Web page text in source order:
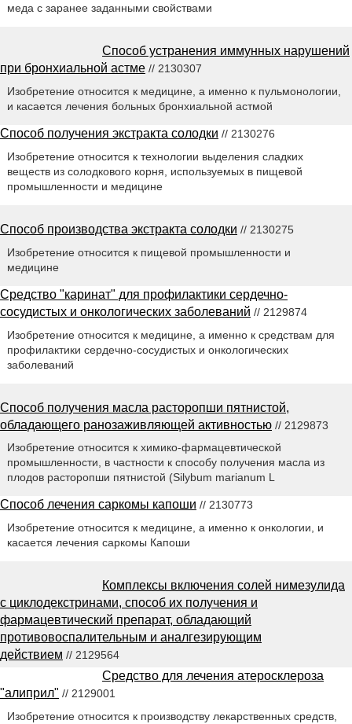
меда с заранее заданными свойствами
Способ устранения иммунных нарушений
при бронхиальной астме // 2130307
Изобретение относится к медицине, а именно к пульмонологии,
и касается лечения больных бронхиальной астмой
Способ получения экстракта солодки // 2130276
Изобретение относится к технологии выделения сладких
веществ из солодкового корня, используемых в пищевой
промышленности и медицине
Способ производства экстракта солодки // 2130275
Изобретение относится к пищевой промышленности и
медицине
Средство "каринат" для профилактики сердечно-
сосудистых и онкологических заболеваний // 2129874
Изобретение относится к медицине, а именно к средствам для
профилактики сердечно-сосудистых и онкологических
заболеваний
Способ получения масла расторопши пятнистой,
обладающего ранозаживляющей активностью // 2129873
Изобретение относится к химико-фармацевтической
промышленности, в частности к способу получения масла из
плодов расторопши пятнистой (Silybum marianum L
Способ лечения саркомы капоши // 2130773
Изобретение относится к медицине, а именно к онкологии, и
касается лечения саркомы Капоши
Комплексы включения солей нимезулида
с циклодекстринами, способ их получения и
фармацевтический препарат, обладающий
противовоспалительным и аналгезирующим
действием // 2129564
Средство для лечения атеросклероза
"алиприл" // 2129001
Изобретение относится к производству лекарственных средств,